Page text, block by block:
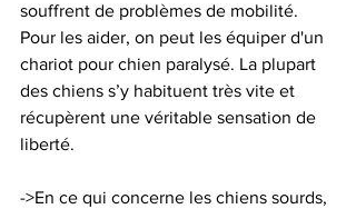
souffrent de problèmes de mobilité.
Pour les aider, on peut les équiper d'un
chariot pour chien paralysé. La plupart
des chiens s’y habituent très vite et
récupèrent une véritable sensation de
liberté.
->En ce qui concerne les chiens sourds,